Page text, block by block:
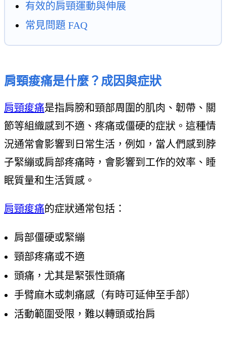
有效的肩頸運動與伸展
常見問題 FAQ
肩頸痠痛是什麼？成因與症狀
肩頸痠痛是指肩膀和頸部周圍的肌肉、韌帶、關
節等組織感到不適、疼痛或僵硬的症狀。這種情
況通常會影響到日常生活，例如，當人們感到脖
子緊繃或肩部疼痛時，會影響到工作的效率、睡
眠質量和生活質感。
肩頸痠痛的症狀通常包括：
肩部僵硬或緊繃
頸部疼痛或不適
頭痛，尤其是緊張性頭痛
手臂麻木或刺痛感（有時可延伸至手部）
活動範圍受限，難以轉頭或抬肩